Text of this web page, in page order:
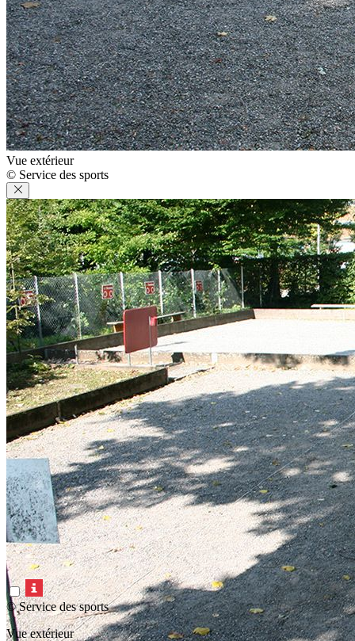
Vue extérieur
© Service des sports
© Service des sports
Vue extérieur